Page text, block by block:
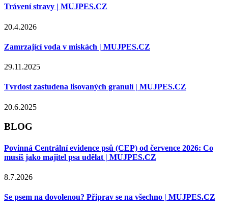
Trávení stravy | MUJPES.CZ
20.4.2026
Zamrzající voda v miskách | MUJPES.CZ
29.11.2025
Tvrdost zastudena lisovaných granulí | MUJPES.CZ
20.6.2025
BLOG
Povinná Centrální evidence psů (CEP) od července 2026: Co
musíš jako majitel psa udělat | MUJPES.CZ
8.7.2026
Se psem na dovolenou? Připrav se na všechno | MUJPES.CZ